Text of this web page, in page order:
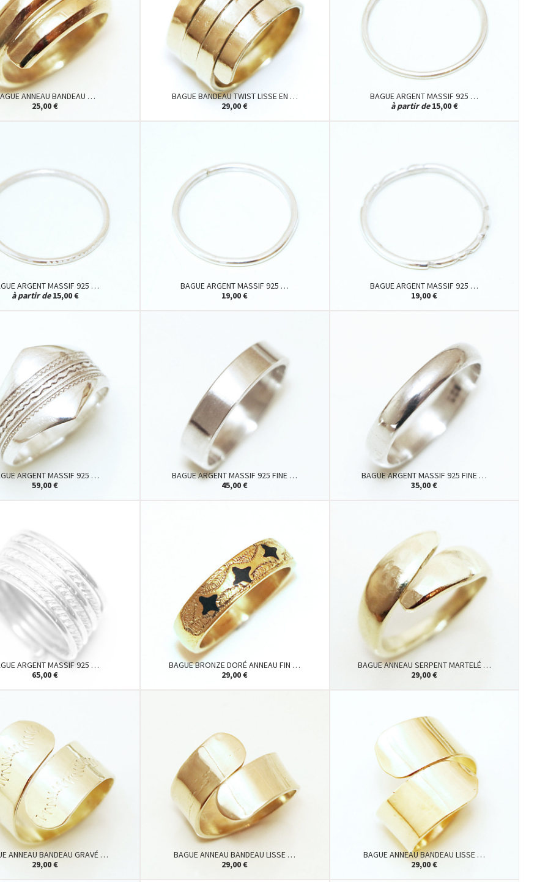
ANNEAU BANDEAU …
25,00 €
BAGUE BANDEAU TWIST LISSE EN …
29,00 €
BAGUE ARGENT MASSIF 925 …
à partir de 15,00 €
ARGENT MASSIF 925 …
à partir de 15,00 €
BAGUE ARGENT MASSIF 925 …
19,00 €
BAGUE ARGENT MASSIF 925 …
19,00 €
ARGENT MASSIF 925 …
59,00 €
BAGUE ARGENT MASSIF 925 FINE …
45,00 €
BAGUE ARGENT MASSIF 925 FINE …
35,00 €
ARGENT MASSIF 925 …
65,00 €
BAGUE BRONZE DORÉ ANNEAU FIN …
29,00 €
BAGUE ANNEAU SERPENT MARTELÉ …
29,00 €
ANNEAU BANDEAU GRAVÉ …
29,00 €
BAGUE ANNEAU BANDEAU LISSE …
29,00 €
BAGUE ANNEAU BANDEAU LISSE …
29,00 €